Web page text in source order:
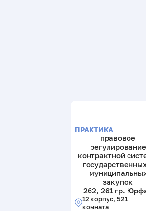
ПРАКТИКА
правовое
регулирование
контрактной
закупок
262, 261 гр.
12 корпус, 521
комната